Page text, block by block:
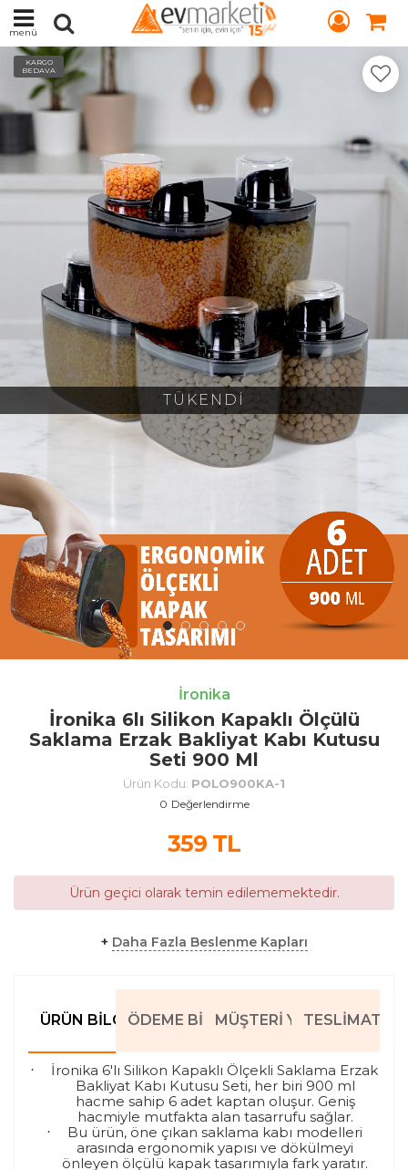
menü
TÜKENDİ
KARGO
BEDAVA
İronika
İronika 6lı Silikon Kapaklı Ölçülü
Saklama Erzak Bakliyat Kabı Kutusu
Seti 900 Ml
Ürün Kodu: POLO900KA-1
0 Değerlendirme
359 TL
Ürün geçici olarak temin edilememektedir.
+ Daha Fazla Beslenme Kapları
ÜRÜN BILGILERIÖDEME BILGILERIMÜŞTERI YORUMLARI
TESLIMAT
·
İronika 6'lı Silikon Kapaklı Ölçekli Saklama Erzak
Bakliyat Kabı Kutusu Seti, her biri 900 ml
hacme sahip 6 adet kaptan oluşur. Geniş
hacmiyle mutfakta alan tasarrufu sağlar.
·
Bu ürün, öne çıkan saklama kabı modelleri
arasında ergonomik yapısı ve dökülmeyi
önleyen ölçülü kapak tasarımıyla fark yaratır.